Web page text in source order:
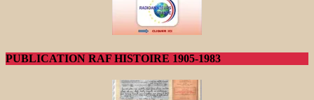
PUBLICATION RAF HISTOIRE 1905-1983